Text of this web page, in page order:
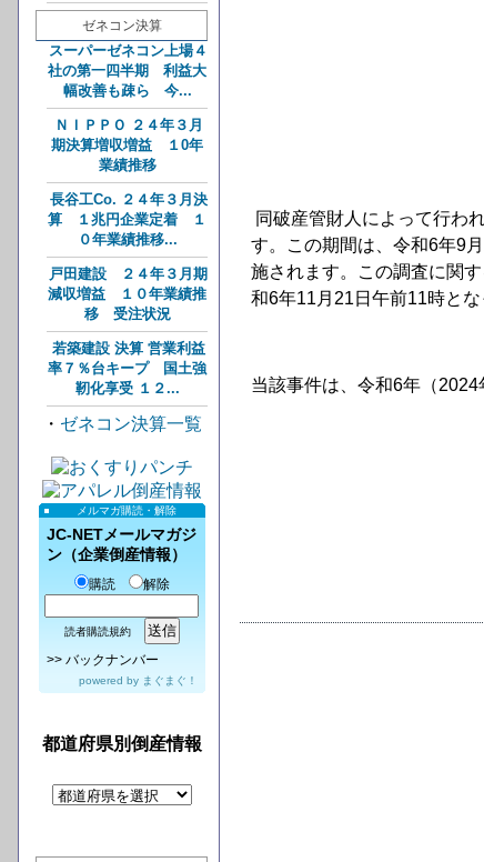
ゼネコン決算
スーパーゼネコン上場４
社の第一四半期 利益大
幅改善も疎ら 今...
ＮＩＰＰＯ ２４年３月
期決算増収増益 １0年
業績推移
長谷工Co. ２４年３月決
算 １兆円企業定着 １
０年業績推移...
戸田建設 ２４年３月期
減収増益 １０年業績推
移 受注状況
若築建設 決算 営業利益
率７％台キープ 国土強
靭化享受 １２...
・ ゼネコン決算一覧
メルマガ購読・解除
JC-NETメールマガジ
ン（企業倒産情報）
購読 解除
読者購読規約
>> バックナンバー
powered by まぐまぐ！
都道府県別倒産情報
同破産管財人によって行わ
す。この期間は、令和6年9
施されます。この調査に関
和6年11月21日午前11時とな
当該事件は、令和6年（